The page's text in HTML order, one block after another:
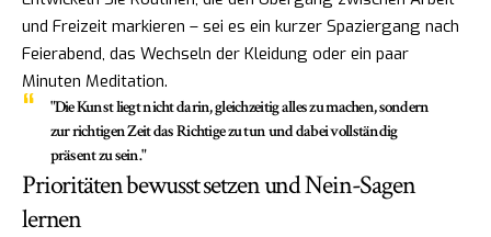
und Freizeit markieren – sei es ein kurzer Spaziergang nach
Feierabend, das Wechseln der Kleidung oder ein paar
Minuten Meditation.
"Die Kunst liegt nicht darin, gleichzeitig alles zu machen, sondern
zur richtigen Zeit das Richtige zu tun und dabei vollständig
präsent zu sein."
Prioritäten bewusst setzen und Nein-Sagen
lernen